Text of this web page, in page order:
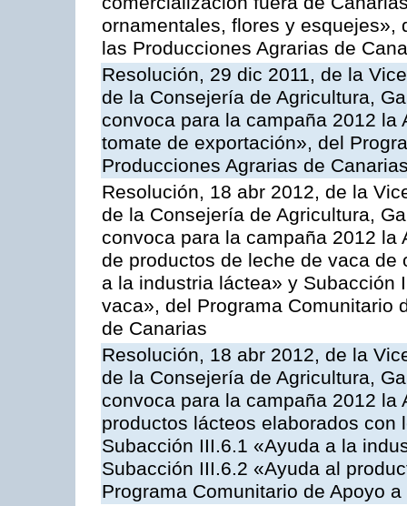
ornamentales, flores y esquejes»,
las Producciones Agrarias de
Resolución, 29 dic 2011, de la
de la Consejería de Agricultura,
convoca para la campaña 2012
tomate de exportación», del
Producciones Agrarias de
Resolución, 18 abr 2012, de la
de la Consejería de Agricultura,
convoca para la campaña 2012
de productos de leche de vaca
a la industria láctea» y Subacción
vaca», del Programa Comunitario
de Canarias
Resolución, 18 abr 2012, de la
de la Consejería de Agricultura,
convoca para la campaña 2012
productos lácteos elaborados
Subacción III.6.1 «Ayuda a la
Subacción III.6.2 «Ayuda al
Programa Comunitario de Apoyo